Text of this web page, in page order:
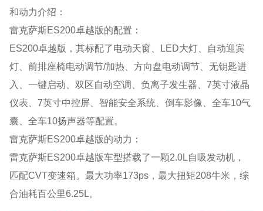
和动力介绍：
雷克萨斯ES200卓越版的配置：
ES200卓越版，其标配了电动天窗、LED大灯、自动迎宾
灯、前排座椅电动调节/加热、方向盘电动调节、无钥匙进
入、一键启动、双区自动空调、负离子发生器、7英寸液晶
仪表、7英寸中控屏、智能安全系统、倒车影像、全车10气
囊、全车10扬声器等配置。
雷克萨斯ES200卓越版的动力：
雷克萨斯ES200卓越版车型搭载了一颗2.0L自吸发动机，
匹配CVT变速箱。最大功率173ps，最大扭矩208牛米，综
合油耗百公里6.25L。